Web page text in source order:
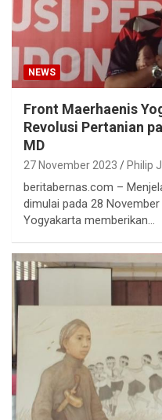
NEWS
Front Maerhaenis
Revolusi Pertanian
MD
27 November 2023 Philip
beritabernas.com –
dimulai pada 28
Yogyakarta memberikan…